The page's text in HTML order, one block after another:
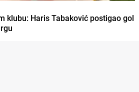
klubu: Haris Tabaković postigao gol